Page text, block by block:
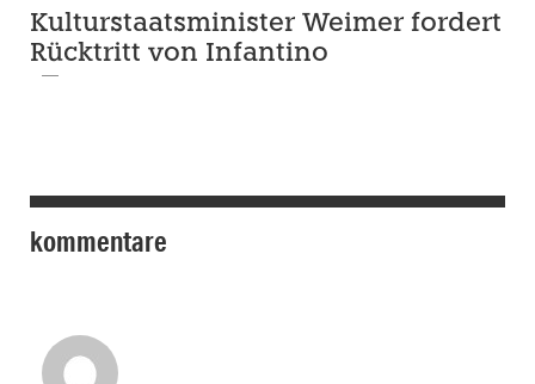
Kulturstaatsminister Weimer fordert
Rücktritt von Infantino
kommentare